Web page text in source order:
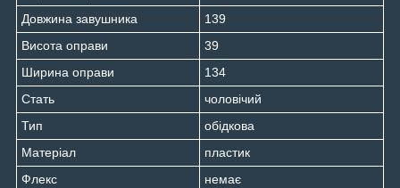
Довжина завушника
139
Висота оправи
39
Ширина оправи
134
Стать
чоловічий
Тип
обідкова
Матеріал
пластик
Флекс
немає